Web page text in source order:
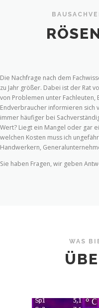
Die Nachfrage nach dem
zu Jahr größer. Dabei ist der Rat
von Problemen unter Fachleuten,
Endverbraucher informieren sich
immer häufiger bei
Wert? Liegt ein Mangel oder gar
welchen Kosten muss ich
Handwerkern,
Sie haben Fragen, wir geben
WAS